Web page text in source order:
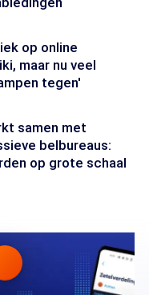
op online
maar nu veel
tegen'
samen met
belbureaus:
op grote schaal